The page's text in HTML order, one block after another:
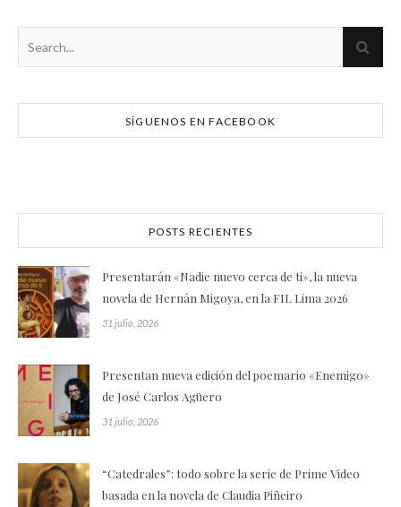
SÍGUENOS EN FACEBOOK
POSTS RECIENTES
Presentarán «Nadie nuevo cerca de ti», la nueva
novela de Hernán Migoya, en la FIL Lima 2026
31 julio, 2026
Presentan nueva edición del poemario «Enemigo»
de José Carlos Agüero
31 julio, 2026
“Catedrales”: todo sobre la serie de Prime Video
basada en la novela de Claudia Piñeiro